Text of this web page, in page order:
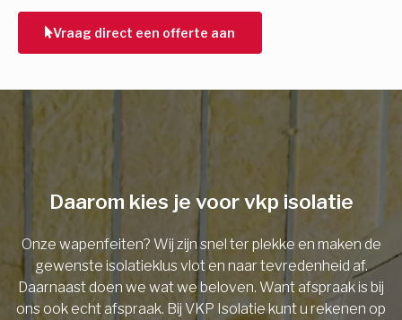
Vraag direct een offerte aan
Vorige Volgende
Telefoonnummer
Vorige
Daarom kies je voor vkp isolatie
Onze wapenfeiten? Wij zijn snel ter plekke en maken de
gewenste isolatieklus vlot en naar tevredenheid af.
Daarnaast doen we wat we beloven. Want afspraak is bij
ons ook echt afspraak. Bij VKP Isolatie kunt u rekenen op